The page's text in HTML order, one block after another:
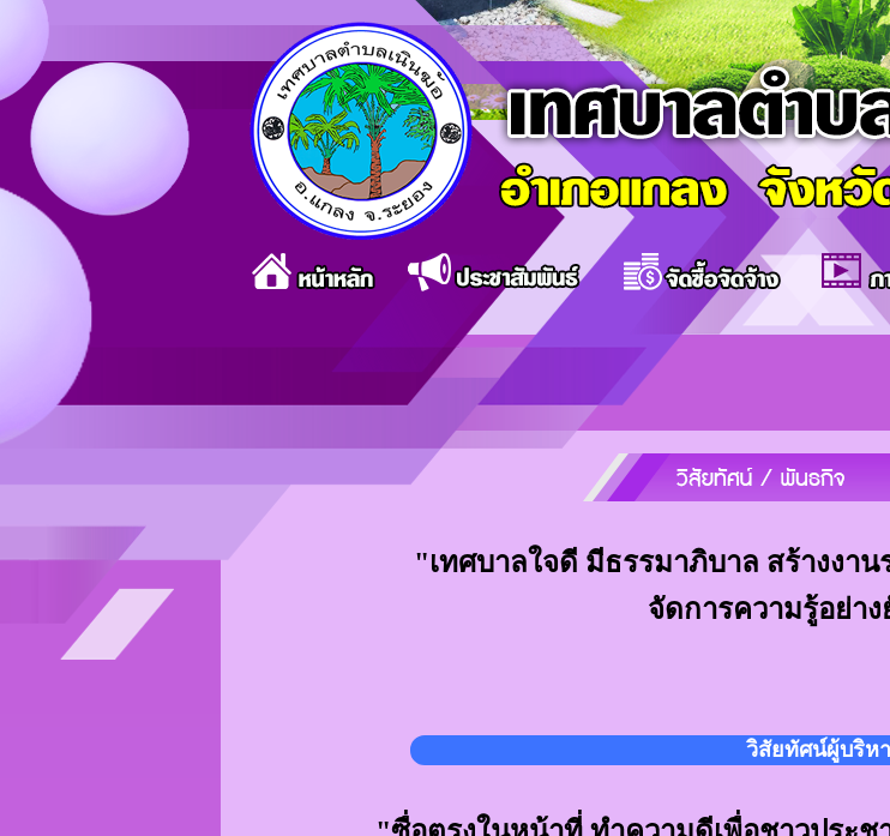
"เทศบาลใจดี มีธรรมาภิบาล สร้างงาน
จัดการความรู้อย่า
วิสัยทัศน์ผู้บริห